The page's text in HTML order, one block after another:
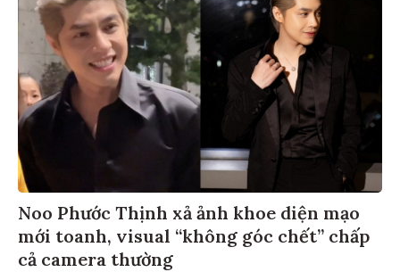
Noo Phước Thịnh xả ảnh khoe diện mạo
mới toanh, visual “không góc chết” chấp
cả camera thường